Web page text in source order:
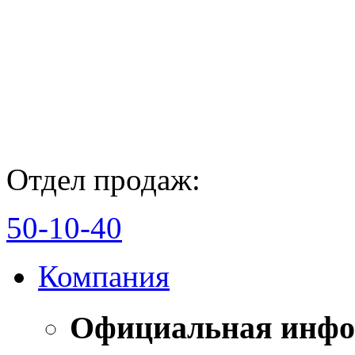
Отдел продаж:
50-10-40
Компания
Официальная